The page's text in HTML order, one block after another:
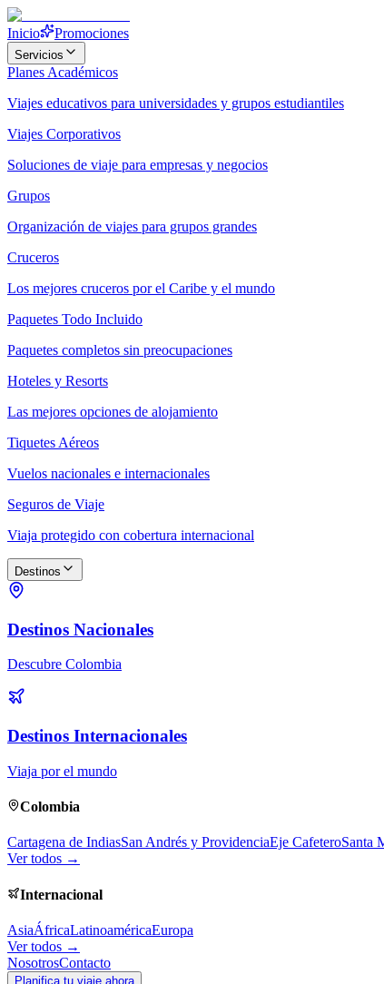
Inicio Promociones
Servicios
Planes Académicos
Viajes educativos para universidades y grupos estudiantiles
Viajes Corporativos
Soluciones de viaje para empresas y negocios
Grupos
Organización de viajes para grupos grandes
Cruceros
Los mejores cruceros por el Caribe y el mundo
Paquetes Todo Incluido
Paquetes completos sin preocupaciones
Hoteles y Resorts
Las mejores opciones de alojamiento
Tiquetes Aéreos
Vuelos nacionales e internacionales
Seguros de Viaje
Viaja protegido con cobertura internacional
Destinos
Destinos Nacionales
Descubre Colombia
Destinos Internacionales
Viaja por el mundo
Colombia
Cartagena de IndiasSan Andrés y ProvidenciaEje CafeteroSanta
Ver todos →
Internacional
AsiaÁfricaLatinoaméricaEuropa
Ver todos →
NosotrosContacto
Planifica tu viaje ahora